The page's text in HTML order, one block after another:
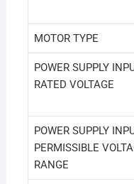
MOTOR TYPE
POWER SUPPLY
RATED VOLTAGE
POWER SUPPLY
PERMISSIBLE
RANGE